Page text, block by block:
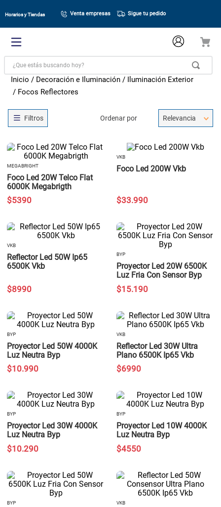
Horarios y Tiendas Venta empresas Sigue tu pedido
¿Que estás buscando hoy?
Decoración e Iluminación
Iluminación Exterior
Focos Reflectores
Ordenar por Relevancia
MEGABRIGHT
Foco Led 20W Telco Flat
6000K Megabrigth
$5390
VKB
Foco Led 200W Vkb
$33.990
VKB
Reflector Led 50W Ip65
6500K Vkb
$8990
BYP
Proyector Led 20W 6500K
Luz Fria Con Sensor Byp
$15.190
BYP
Proyector Led 50W 4000K
Luz Neutra Byp
$10.990
VKB
Reflector Led 30W Ultra
Plano 6500K Ip65 Vkb
$6990
BYP
Proyector Led 30W 4000K
Luz Neutra Byp
$10.290
BYP
Proyector Led 10W 4000K
Luz Neutra Byp
$4550
BYP VKB